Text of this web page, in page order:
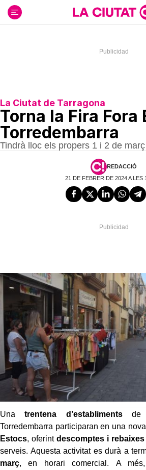
contenido
La Ciutat de Tarragona
Torna la Fira Fora
Torredembarra
Tindrà lloc els propers 1 i 2 de març
REDACCIÓ
21 DE FEBRER DE 2024 A LES
Unatrentena d’establimentsde
Torredembarra participaran en una
Estocs, oferint descomptes i rebaixes
serveis. Aquesta activitat es durà a
març, en horari comercial. A